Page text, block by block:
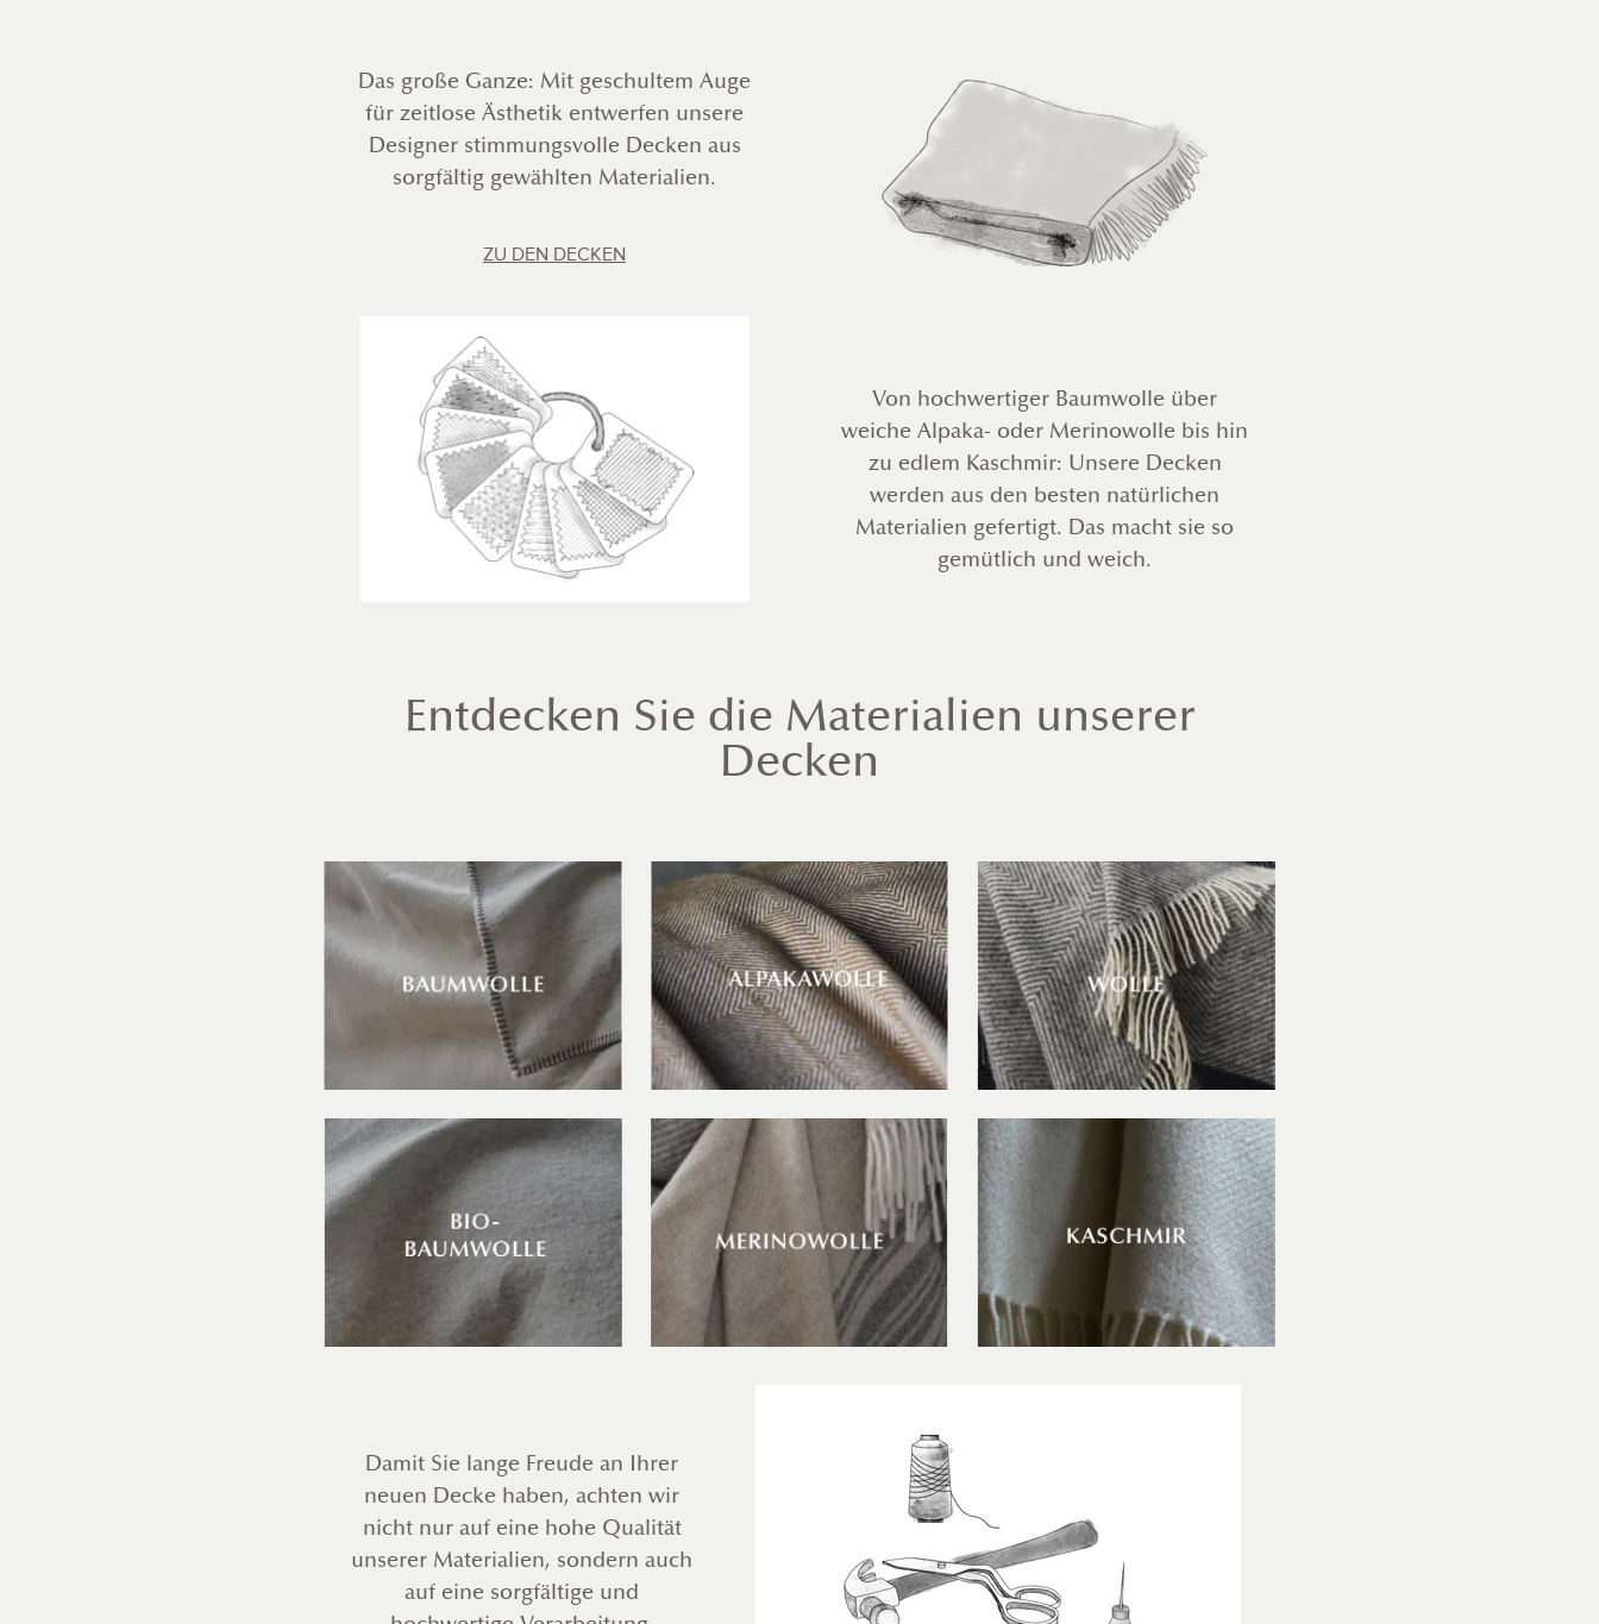
Das große Ganze: Mit geschultem Auge
für zeitlose Ästhetik entwerfen unsere
Designer stimmungsvolle Decken aus
sorgfältig gewählten Materialien.
ZU DEN DECKEN
Von hochwertiger Baumwolle über
weiche Alpaka- oder Merinowolle bis hin
zu edlem Kaschmir: Unsere Decken
werden aus den besten natürlichen
Materialien gefertigt. Das macht sie so
gemütlich und weich.
Entdecken Sie die Materialien unserer
Decken
Damit Sie lange Freude an Ihrer
neuen Decke haben, achten wir
nicht nur auf eine hohe Qualität
unserer Materialien, sondern auch
auf eine sorgfältige und